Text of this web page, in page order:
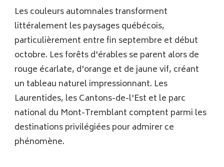
Les couleurs automnales transforment
littéralement les paysages québécois,
particulièrement entre fin septembre et début
octobre. Les forêts d'érables se parent alors de
rouge écarlate, d'orange et de jaune vif, créant
un tableau naturel impressionnant. Les
Laurentides, les Cantons-de-l'Est et le parc
national du Mont-Tremblant comptent parmi les
destinations privilégiées pour admirer ce
phénomène.